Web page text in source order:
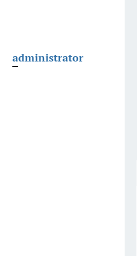
administrator